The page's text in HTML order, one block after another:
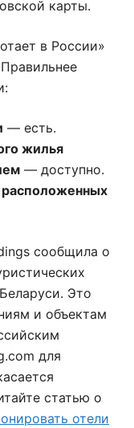
карты.
в России»
— есть.
жилья
— доступно.
расположенных
сообщила о
Это
и объектам
для
статью о
отели